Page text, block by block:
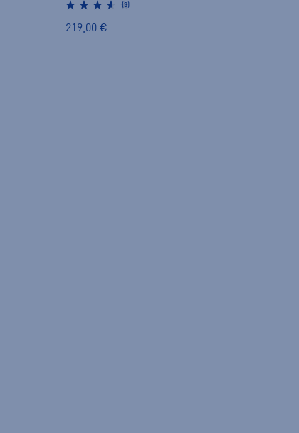
(3)
219,00 €